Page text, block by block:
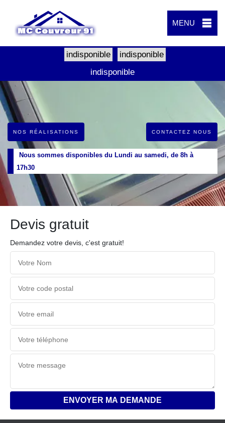
MENU
indisponible
indisponible
indisponible
NOS RÉALISATIONS CONTACTEZ NOUS
Nous sommes disponibles du Lundi au samedi, de 8h à
17h30
Devis gratuit
Demandez votre devis, c'est gratuit!